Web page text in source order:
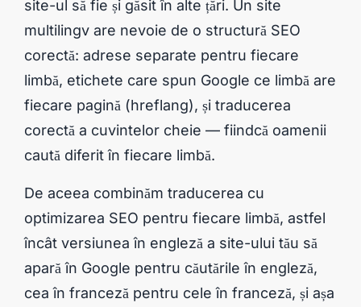
site-ul să fie și găsit în alte țări. Un site
multilingv are nevoie de o structură SEO
corectă: adrese separate pentru fiecare
limbă, etichete care spun Google ce limbă are
fiecare pagină (hreflang), și traducerea
corectă a cuvintelor cheie — fiindcă oamenii
caută diferit în fiecare limbă.
De aceea combinăm traducerea cu
optimizarea SEO pentru fiecare limbă, astfel
încât versiunea în engleză a site-ului tău să
apară în Google pentru căutările în engleză,
cea în franceză pentru cele în franceză, și așa